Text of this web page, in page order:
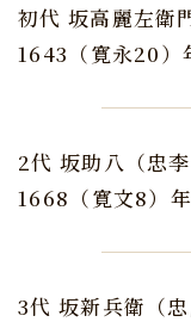
初代 坂高麗左
1643（寛永20）
2代 坂助八（
1668（寛文8）年
3代 坂新兵衛（